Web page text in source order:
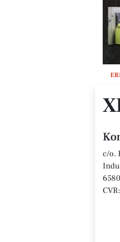
c/o.